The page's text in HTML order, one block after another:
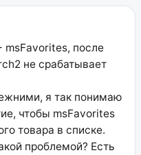
msFavorites, после
не срабатывает
я так понимаю
чтобы msFavorites
товара в списке.
проблемой? Есть